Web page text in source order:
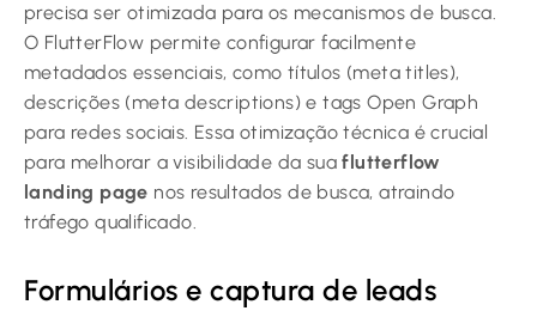
precisa ser otimizada para os mecanismos de busca.
O FlutterFlow permite configurar facilmente
metadados essenciais, como títulos (meta titles),
descrições (meta descriptions) e tags Open Graph
para redes sociais. Essa otimização técnica é crucial
para melhorar a visibilidade da suaflutterflow
landing page nos resultados de busca, atraindo
tráfego qualificado.
Formulários e captura de leads